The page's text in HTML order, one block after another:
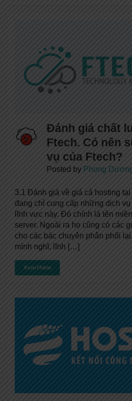
Đánh giá chất
Ftech. Có nên
vụ của Ftech?
Posted by Phong
3.1 Đánh giá về giá cả hosting
đang chỉ cung cấp những dịch
lĩnh vực này. Đó chính là tên
server. Ngoài ra họ cũng có các
cho các bác chuyên phân phối
mình nghĩ, lĩnh […]
Xem thêm